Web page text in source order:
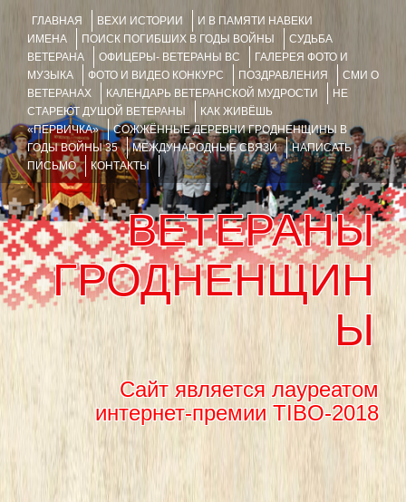
ГЛАВНАЯ ВЕХИ ИСТОРИИ
И В ПАМЯТИ НАВЕКИ
ИМЕНА
ПОИСК ПОГИБШИХ В ГОДЫ ВОЙНЫ
СУДЬБА
ВЕТЕРАНА
ОФИЦЕРЫ- ВЕТЕРАНЫ ВС
ГАЛЕРЕЯ ФОТО И
МУЗЫКА
ФОТО И ВИДЕО КОНКУРС ПОЗДРАВЛЕНИЯ
СМИ О
ВЕТЕРАНАХ
КАЛЕНДАРЬ ВЕТЕРАНСКОЙ МУДРОСТИ
НЕ
СТАРЕЮТ ДУШОЙ ВЕТЕРАНЫ
КАК ЖИВЁШЬ
«ПЕРВИЧКА»
СОЖЖЁННЫЕ ДЕРЕВНИ ГРОДНЕНЩИНЫ В
ГОДЫ ВОЙНЫ 35
МЕЖДУНАРОДНЫЕ СВЯЗИ
НАПИСАТЬ
ПИСЬМО
КОНТАКТЫ
ВЕТЕРАНЫ
ГРОДНЕНЩИН
Ы
Сайт является лауреатом
интернет-премии TIBO-2018